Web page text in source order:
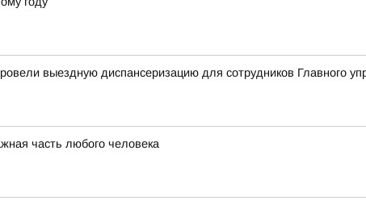
выездную диспансеризацию для сотрудников Главного
часть любого человека